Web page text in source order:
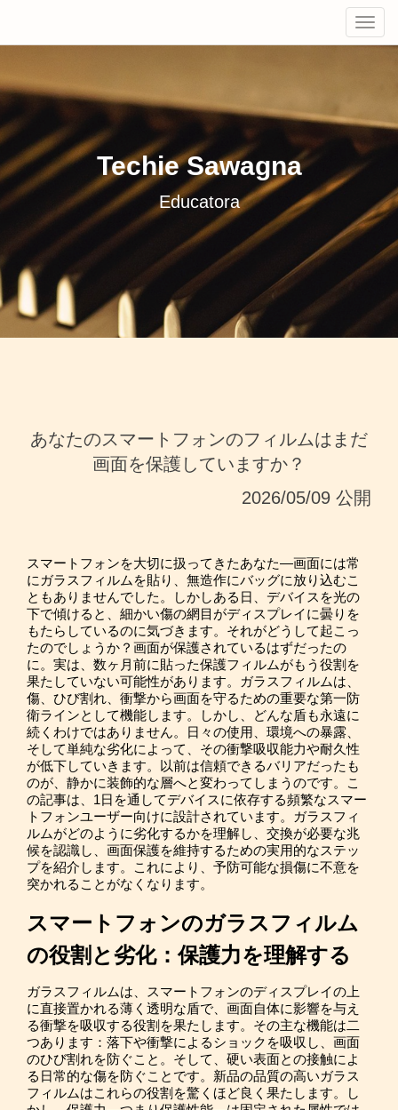
Techie Sawagna
Educatora
あなたのスマートフォンのフィルムはまだ
画面を保護していますか？
2026/05/09 公開
スマートフォンを大切に扱ってきたあなた—画面には常
にガラスフィルムを貼り、無造作にバッグに放り込むこ
ともありませんでした。しかしある日、デバイスを光の
下で傾けると、細かい傷の網目がディスプレイに曇りを
もたらしているのに気づきます。それがどうして起こっ
たのでしょうか？画面が保護されているはずだったの
に。実は、数ヶ月前に貼った保護フィルムがもう役割を
果たしていない可能性があります。ガラスフィルムは、
傷、ひび割れ、衝撃から画面を守るための重要な第一防
衛ラインとして機能します。しかし、どんな盾も永遠に
続くわけではありません。日々の使用、環境への暴露、
そして単純な劣化によって、その衝撃吸収能力や耐久性
が低下していきます。以前は信頼できるバリアだったも
のが、静かに装飾的な層へと変わってしまうのです。こ
の記事は、1日を通してデバイスに依存する頻繁なスマー
トフォンユーザー向けに設計されています。ガラスフィ
ルムがどのように劣化するかを理解し、交換が必要な兆
候を認識し、画面保護を維持するための実用的なステッ
プを紹介します。これにより、予防可能な損傷に不意を
突かれることがなくなります。
スマートフォンのガラスフィルム
の役割と劣化：保護力を理解する
ガラスフィルムは、スマートフォンのディスプレイの上
に直接置かれる薄く透明な盾で、画面自体に影響を与え
る衝撃を吸収する役割を果たします。その主な機能は二
つあります：落下や衝撃によるショックを吸収し、画面
のひび割れを防ぐこと。そして、硬い表面との接触によ
る日常的な傷を防ぐことです。新品の品質の高いガラス
フィルムはこれらの役割を驚くほど良く果たします。し